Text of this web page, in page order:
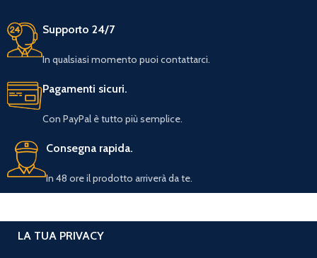
Supporto 24/7
In qualsiasi momento puoi contattarci.
Pagamenti sicuri.
Con PayPal è tutto più semplice.
Consegna rapida.
In 48 ore il prodotto arriverà da te.
LA TUA PRIVACY